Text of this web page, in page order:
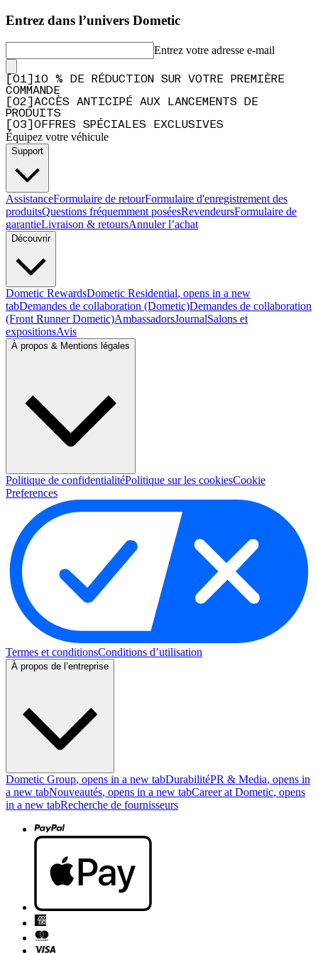
Entrez dans l’univers Dometic
Entrez votre adresse e-mail
01
10 % DE RÉDUCTION SUR VOTRE PREMIÈRE
COMMANDE
02
ACCÈS ANTICIPÉ AUX LANCEMENTS DE
PRODUITS
03 OFFRES SPÉCIALES EXCLUSIVES
Équipez votre véhicule
Support
AssistanceFormulaire de retourFormulaire d'enregistrement des
produitsQuestions fréquemment poséesRevendeursFormulaire de
garantieLivraison & retoursAnnuler l’achat
Découvrir
Dometic RewardsDometic Residential, opens in a new
tabDemandes de collaboration (Dometic)Demandes de collaboration
(Front Runner Dometic)AmbassadorsJournalSalons et
expositionsAvis
À propos & Mentions légales
Politique de confidentialitéPolitique sur les cookiesCookie
Preferences
Termes et conditionsConditions d’utilisation
À propos de l’entreprise
Dometic Group, opens in a new tabDurabilitéPR & Media, opens in
a new tabNouveautés, opens in a new tabCareer at Dometic, opens
in a new tabRecherche de fournisseurs